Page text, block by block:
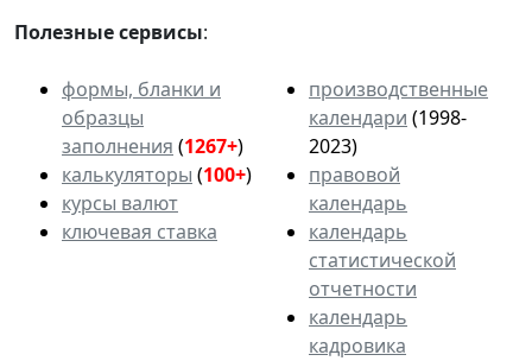
Полезные сервисы:
формы, бланки и
образцы
заполнения (1267+)
калькуляторы (100+)
курсы валют
ключевая ставка
производственные
календари (1998-
2023)
правовой
календарь
календарь
статистической
отчетности
календарь
кадровика